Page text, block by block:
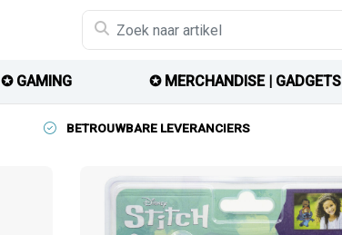
✪ GAMING ✪ MERCHANDISE | GADGETS
BETROUWBARE LEVERANCIERS